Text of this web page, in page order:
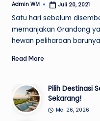
Posted
Admin WM Juli 20, 2021
Satu hari sebelum
memanjakan Grandong
hewan peliharaan
Read More
Pilih Destinasi
Sekarang!
Mei 26, 2026